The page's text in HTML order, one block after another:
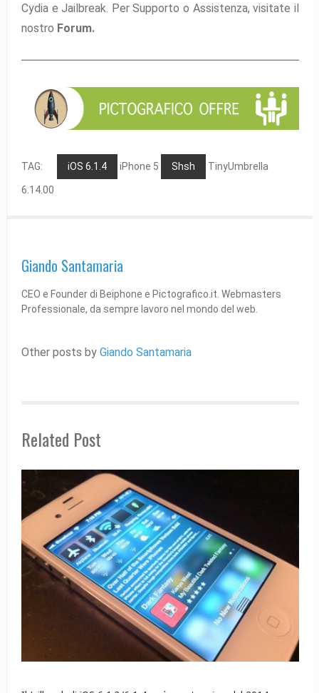
Cydia e Jailbreak. Per Supporto o Assistenza, visitate il
nostro Forum.
TAG: iOS 6.1.4 iPhone 5 Shsh TinyUmbrella
6.14.00
Giando Santamaria
CEO e Founder di Beiphone e Pictografico.it. Webmasters
Professionale, da sempre lavoro nel mondo del web.
Other posts by Giando Santamaria
Related Post